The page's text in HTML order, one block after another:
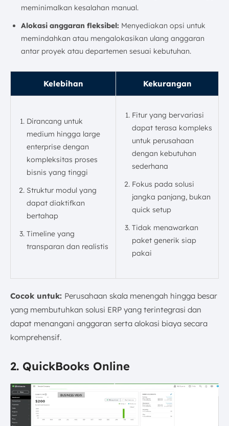
meminimalkan kesalahan manual.
Alokasi anggaran fleksibel: Menyediakan opsi untuk
memindahkan atau mengalokasikan ulang anggaran
antar proyek atau departemen sesuai kebutuhan.
Kelebihan Kekurangan
Dirancang untuk
medium hingga large
enterprise dengan
kompleksitas proses
bisnis yang tinggi
Struktur modul yang
dapat diaktifkan
bertahap
Timeline yang
transparan dan realistis
Fitur yang bervariasi
dapat terasa kompleks
untuk perusahaan
dengan kebutuhan
sederhana
Fokus pada solusi
jangka panjang, bukan
quick setup
Tidak menawarkan
paket generik siap
pakai
Cocok untuk: Perusahaan skala menengah hingga besar
yang membutuhkan solusi ERP yang terintegrasi dan
dapat menangani anggaran serta alokasi biaya secara
komprehensif.
2. QuickBooks Online